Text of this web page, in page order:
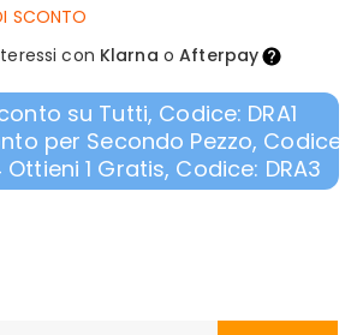
SCONTO
con Klarna oAfterpay
su Tutti, Codice: DRA1
per Secondo Pezzo, Codice:
1 Gratis, Codice: DRA3